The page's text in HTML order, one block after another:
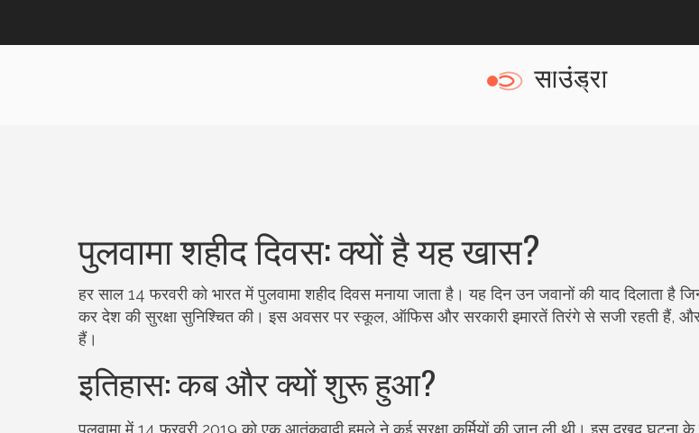
पुलवामा शहीद दिवस: क्यों है यह खास?
हर साल 14 फरवरी को भारत में पुलवामा शहीद दिवस मनाया जाता है। यह दिन उन जवानों की याद दिलाता है
कर देश की सुरक्षा सुनिश्चित की। इस अवसर पर स्कूल, ऑफिस और सरकारी इमारतें तिरंगे से सजी रहती हैं, और
हैं।
इतिहास: कब और क्यों शुरू हुआ?
पुलवामा में 14 फरवरी 2019 को एक आतंकवादी हमले ने कई सुरक्षा कर्मियों की जान ली थी। इस दुखद घटना के